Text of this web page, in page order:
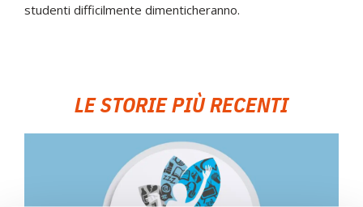
studenti difficilmente dimenticheranno.
LE STORIE PIÙ RECENTI